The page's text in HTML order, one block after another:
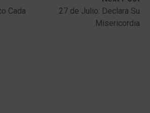
Cada
27 de Julio: Declara Su
Misericordia